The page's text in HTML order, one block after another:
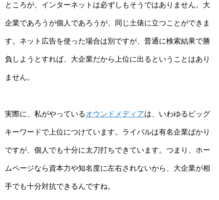
ところが、インターネットは必ずしもそうではありません。大
企業であろうが個人であろうが、同じ土俵に立つことができま
す。ネット広告を使った場合は別ですが、普通に検索結果で勝
負しようとすれば、大企業だから上位に出るということはあり
ません。
実際に、私がやっているオウンドメディアは、いわゆるビッグ
キーワードで上位につけています。ライバルは有名企業ばかり
ですが、個人でも十分に太刀打ちできています。つまり、ホー
ムページなら資本力や知名度に左右されないから、大企業が相
手でも十分対抗できるんですね。